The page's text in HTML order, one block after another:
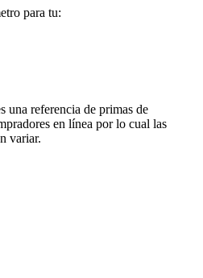
para tu:
una referencia de primas de
en línea por lo cual las
variar.